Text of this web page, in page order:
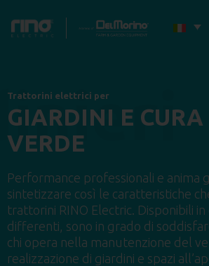
Trattorini elettrici per
GIARDINI E CURA
VERDE
Performance professionali e anima
sintetizzare così le caratteristiche
trattorini RINO Electric. Disponibili
differenti, sono in grado di
chi opera nella manutenzione del
realizzazione di giardini e spazi